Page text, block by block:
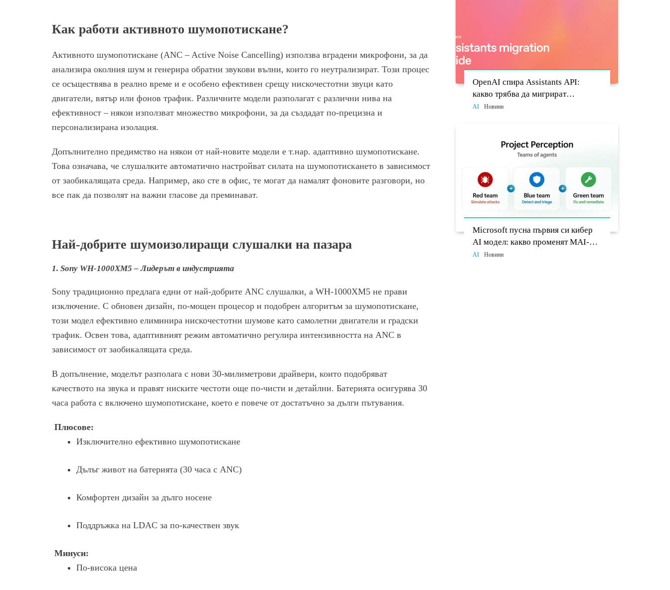
Как работи активното шумопотискане?
Активното шумопотискане (ANC – Active Noise Cancelling) използва вградени микрофони, за да
анализира околния шум и генерира обратни звукови вълни, които го неутрализират. Този процес
се осъществява в реално време и е особено ефективен срещу нискочестотни звуци като
двигатели, вятър или фонов трафик. Различните модели разполагат с различни нива на
ефективност – някои използват множество микрофони, за да създадат по-прецизна и
персонализирана изолация.
Допълнително предимство на някои от най-новите модели е т.нар. адаптивно шумопотискане.
Това означава, че слушалките автоматично настройват силата на шумопотискането в зависимост
от заобикалящата среда. Например, ако сте в офис, те могат да намалят фоновите разговори, но
все пак да позволят на важни гласове да преминават.
Най-добрите шумоизолиращи слушалки на пазара
1. Sony WH-1000XM5 – Лидерът в индустрията
Sony традиционно предлага едни от най-добрите ANC слушалки, а WH-1000XM5 не прави
изключение. С обновен дизайн, по-мощен процесор и подобрен алгоритъм за шумопотискане,
този модел ефективно елиминира нискочестотни шумове като самолетни двигатели и градски
трафик. Освен това, адаптивният режим автоматично регулира интензивността на ANC в
зависимост от заобикалящата среда.
В допълнение, моделът разполага с нови 30-милиметрови драйвери, които подобряват
качеството на звука и правят ниските честоти още по-чисти и детайлни. Батерията осигурява 30
часа работа с включено шумопотискане, което е повече от достатъчно за дълги пътувания.
Плюсове:
Изключително ефективно шумопотискане
Дълъг живот на батерията (30 часа с ANC)
Комфортен дизайн за дълго носене
Поддръжка на LDAC за по-качествен звук
Минуси:
По-висока цена
OpenAI спира Assistants API:
какво трябва да мигрират
разработчиците до 26 август
AI Новини
Microsoft пусна първия си кибер
AI модел: какво променят MAI-
Cyber-1-Flash и Project Perception
AI Новини